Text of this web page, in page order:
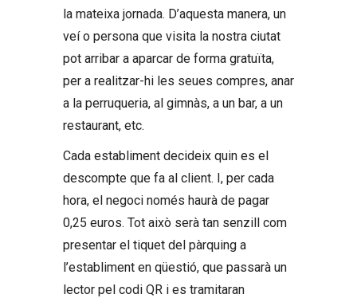
la mateixa jornada. D’aquesta manera, un
veí o persona que visita la nostra ciutat
pot arribar a aparcar de forma gratuïta,
per a realitzar-hi les seues compres, anar
a la perruqueria, al gimnàs, a un bar, a un
restaurant, etc.
Cada establiment decideix quin es el
descompte que fa al client. I, per cada
hora, el negoci només haurà de pagar
0,25 euros. Tot això serà tan senzill com
presentar el tiquet del pàrquing a
l’establiment en qüestió, que passarà un
lector pel codi QR i es tramitaran